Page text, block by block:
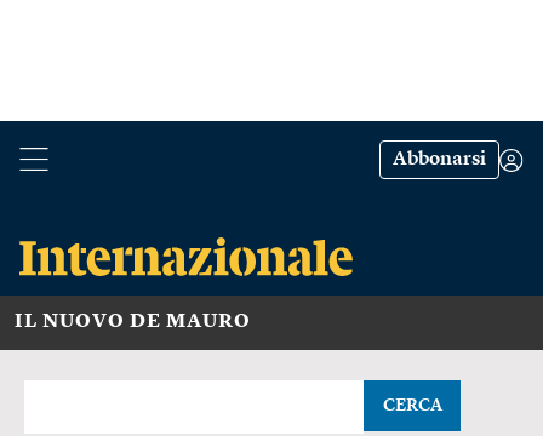
Abbonarsi
IL NUOVO DE MAURO
CERCA